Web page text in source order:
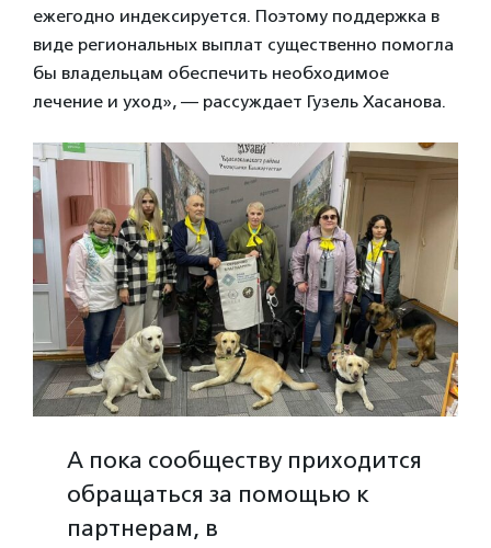
ежегодно индексируется. Поэтому поддержка в
виде региональных выплат существенно помогла
бы владельцам обеспечить необходимое
лечение и уход», — рассуждает Гузель Хасанова.
А пока сообществу приходится
обращаться за помощью к
партнерам, в